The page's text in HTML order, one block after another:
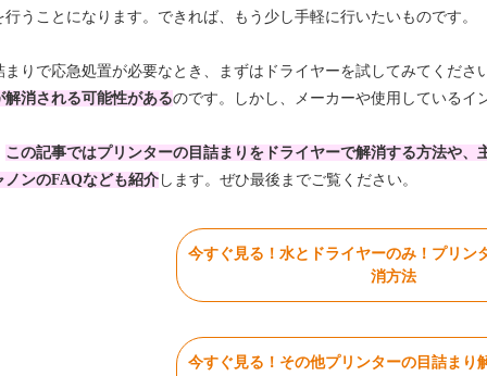
行うことになります。できれば、もう少し手軽に行いたいものです。
まりで応急処置が必要なとき、まずはドライヤーを試してみてくださ
解消される可能性があるのです。しかし、メーカーや使用しているイ
この記事ではプリンターの目詰まりをドライヤーで解消する方法や
ノンのFAQなども紹介 します。ぜひ最後までご覧ください。
今すぐ見る！水とドライヤーのみ！プリン
消方法
今すぐ見る！その他プリンターの目詰まり